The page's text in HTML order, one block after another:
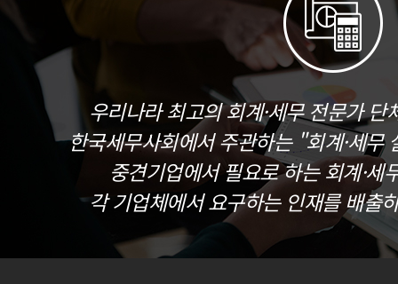
우리나라 최고의 회계·세무 전문가
한국세무사회에서 주관하는 "회계·세무
중견기업에서 필요로 하는 회계·세
각 기업체에서 요구하는 인재를 배출